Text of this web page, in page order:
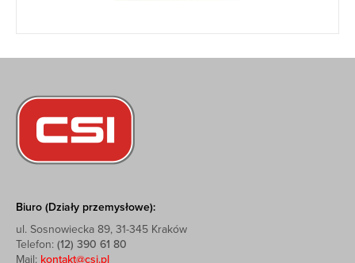
Biuro (Działy przemysłowe):
ul. Sosnowiecka 89, 31-345 Kraków
Telefon: (12) 390 61 80
Mail: kontakt@csi.pl